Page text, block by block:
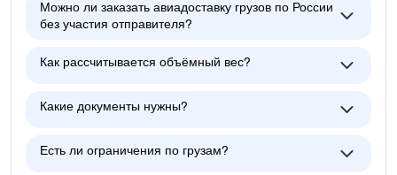
Можно ли заказать авиадоставку грузов по России
без участия отправителя?
Как рассчитывается объёмный вес?
Какие документы нужны?
Есть ли ограничения по грузам?